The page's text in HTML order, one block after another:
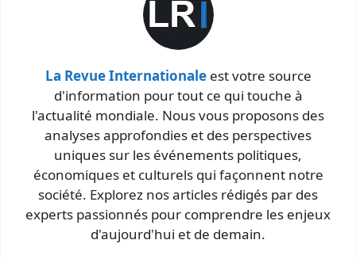
La Revue Internationaleest votre source
d'information pour tout ce qui touche à
l'actualité mondiale. Nous vous proposons des
analyses approfondies et des perspectives
uniques sur les événements politiques,
économiques et culturels qui façonnent notre
société. Explorez nos articles rédigés par des
experts passionnés pour comprendre les enjeux
d'aujourd'hui et de demain.